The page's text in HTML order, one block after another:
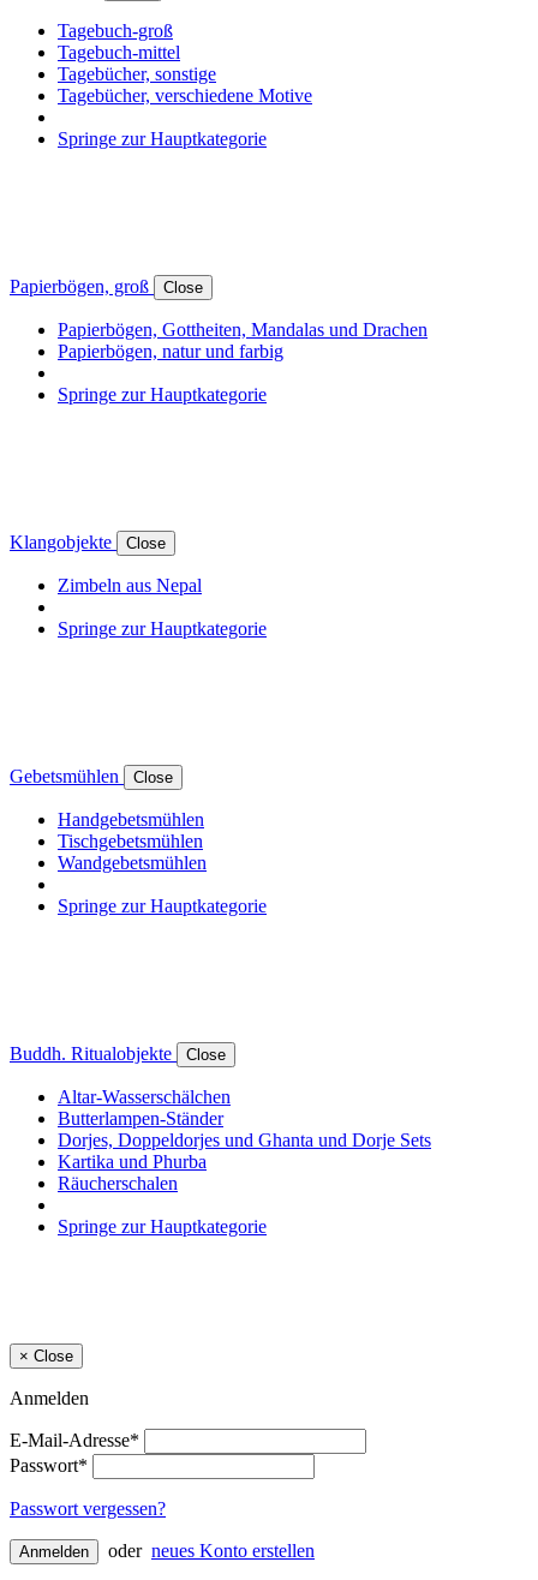
Tagebuch-groß
Tagebuch-mittel
Tagebücher, sonstige
Tagebücher, verschiedene Motive
Springe zur Hauptkategorie
Papierbögen, groß Close
Papierbögen, Gottheiten, Mandalas und Drachen
Papierbögen, natur und farbig
Springe zur Hauptkategorie
Klangobjekte Close
Zimbeln aus Nepal
Springe zur Hauptkategorie
Gebetsmühlen Close
Handgebetsmühlen
Tischgebetsmühlen
Wandgebetsmühlen
Springe zur Hauptkategorie
Buddh. Ritualobjekte Close
Altar-Wasserschälchen
Butterlampen-Ständer
Dorjes, Doppeldorjes und Ghanta und Dorje Sets
Kartika und Phurba
Räucherschalen
Springe zur Hauptkategorie
× Close
Anmelden
E-Mail-Adresse*
Passwort*
Passwort vergessen?
Anmelden oder neues Konto erstellen